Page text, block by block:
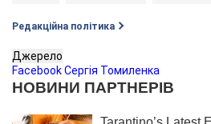
Редакційна політика
Джерело
Facebook Сергія Томиленка